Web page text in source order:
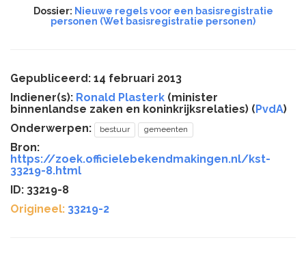
Dossier: Nieuwe regels voor een basisregistratie
personen (Wet basisregistratie personen)
Gepubliceerd: 14 februari 2013
Indiener(s): Ronald Plasterk (minister
binnenlandse zaken en koninkrijksrelaties) (PvdA)
Onderwerpen:
bestuur gemeenten
Bron:
https://zoek.officielebekendmakingen.nl/kst-
33219-8.html
ID: 33219-8
Origineel: 33219-2